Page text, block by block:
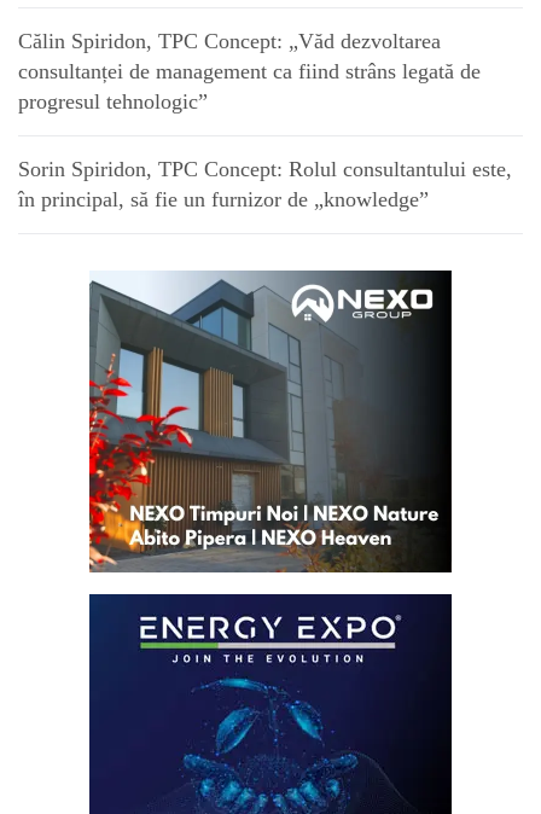
Călin Spiridon, TPC Concept: „Văd dezvoltarea
consultanței de management ca fiind strâns legată de
progresul tehnologic”
Sorin Spiridon, TPC Concept: Rolul consultantului este,
în principal, să fie un furnizor de „knowledge”